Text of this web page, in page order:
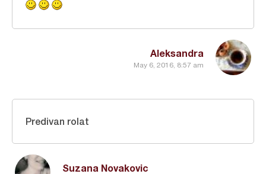
Aleksandra
May 6, 2016, 8:57 am
Suzana Novakovic
Predivan rolat